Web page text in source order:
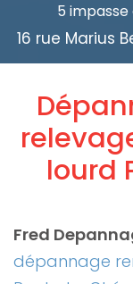
5 impasse
16 rue Marius
lourd
Fred
dépannage